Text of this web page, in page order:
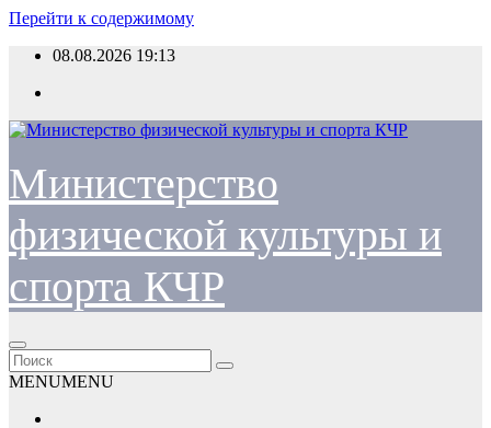
Перейти к содержимому
08.08.2026 19:13
Министерство
физической культуры и
спорта КЧР
MENUMENU